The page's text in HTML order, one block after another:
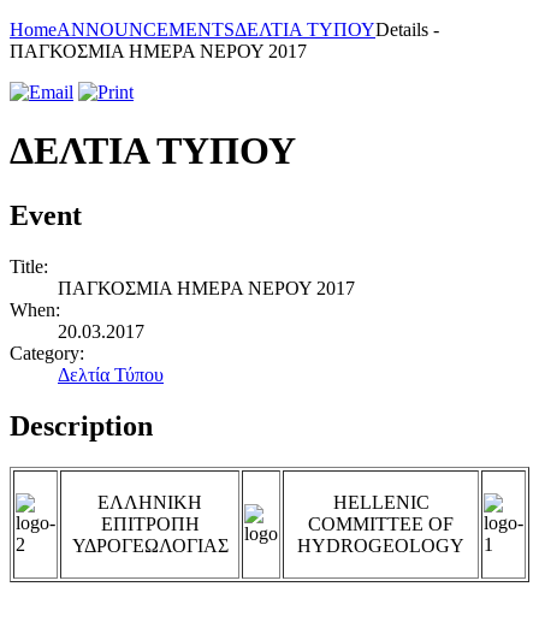
HomeANNOUNCEMENTSΔΕΛΤΙΑ ΤΥΠΟΥDetails -
ΠΑΓΚΟΣΜΙΑ ΗΜΕΡΑ ΝΕΡΟΥ 2017
ΔΕΛΤΙΑ ΤΥΠΟΥ
Event
Title:
ΠΑΓΚΟΣΜΙΑ ΗΜΕΡΑ ΝΕΡΟΥ 2017
When:
20.03.2017
Category:
Δελτία Τύπου
Description
ΕΛΛΗΝΙΚΗ
ΕΠΙΤΡΟΠΗ
ΥΔΡΟΓΕΩΛΟΓΙΑΣ
HELLENIC
COMMITTEE OF
HYDROGEOLOGY